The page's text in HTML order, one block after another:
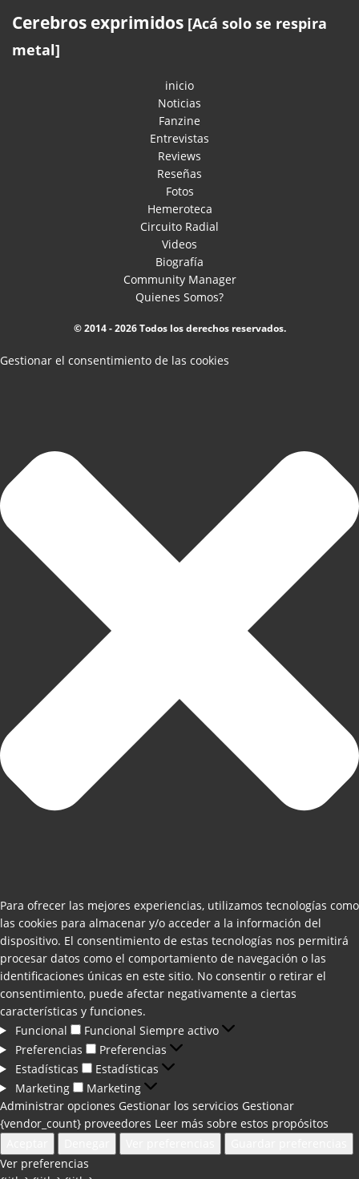
Cerebros exprimidos [Acá solo se respira
metal]
inicio
Noticias
Fanzine
Entrevistas
Reviews
Reseñas
Fotos
Hemeroteca
Circuito Radial
Videos
Biografía
Community Manager
Quienes Somos?
© 2014 - 2026 Todos los derechos reservados.
Gestionar el consentimiento de las cookies
Para ofrecer las mejores experiencias, utilizamos tecnologías como
las cookies para almacenar y/o acceder a la información del
dispositivo. El consentimiento de estas tecnologías nos permitirá
procesar datos como el comportamiento de navegación o las
identificaciones únicas en este sitio. No consentir o retirar el
consentimiento, puede afectar negativamente a ciertas
características y funciones.
Funcional
Funcional Siempre activo
Preferencias
Preferencias
Estadísticas
Estadísticas
Marketing
Marketing
Administrar opciones Gestionar los servicios Gestionar
{vendor_count} proveedores Leer más sobre estos propósitos
Ver preferencias